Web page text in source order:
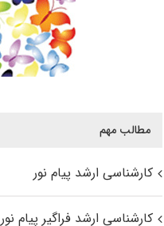
مطالب مهم
کارشناسی ارشد پیام نور
کارشناسی ارشد فراگیر پیام نور